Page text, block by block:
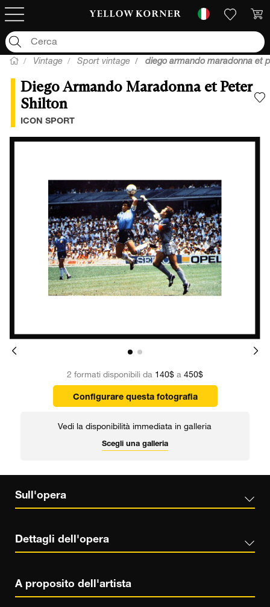
Vintage Sport vintage diego armando maradonna et
Diego Armando Maradonna et Peter
Shilton
ICON SPORT
2 formati disponibili da 140$ a 450$
Configurare questa fotografia
Vedi la disponibilità immediata in galleria
Scegli una galleria
Sull'opera
Dettagli dell'opera
A proposito dell'artista